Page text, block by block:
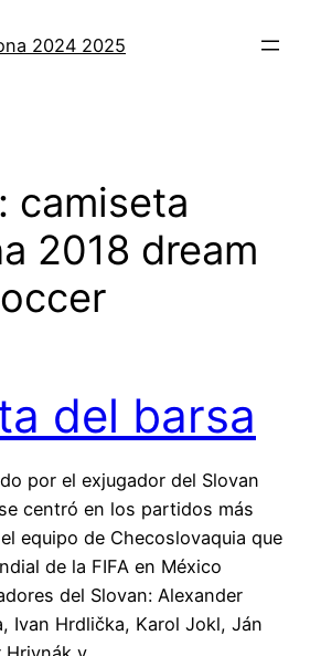
2024 2025
camiseta
2018 dream
del barsa
por el exjugador del Slovan
centró en los partidos más
equipo de Checoslovaquia que
de la FIFA en México
del Slovan: Alexander
Ivan Hrdlička, Karol Jokl, Ján